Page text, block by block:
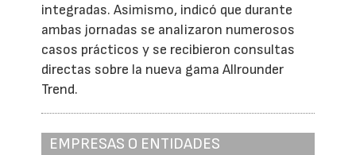
integradas. Asimismo, indicó que durante
ambas jornadas se analizaron numerosos
casos prácticos y se recibieron consultas
directas sobre la nueva gama Allrounder
Trend.
EMPRESAS O ENTIDADES